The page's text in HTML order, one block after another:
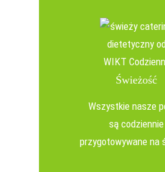
Świeżość
Wszystkie nasze
są codziennie
przygotowywane na